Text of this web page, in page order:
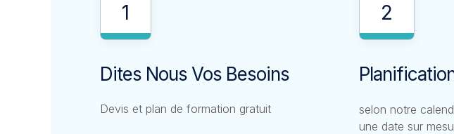
1
Dites Nous Vos Besoins
Devis et plan de formation gratuit
2
selon notre
une date sur